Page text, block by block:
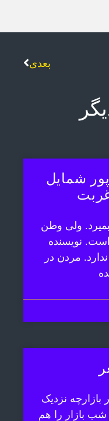
بعدی
شمایل
ولی وطن
نویسنده
مردن در
نزدیک
شب بازار را هم